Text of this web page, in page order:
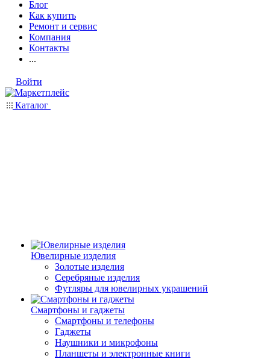
Блог
Как купить
Ремонт и сервис
Компания
Контакты
...
Войти
Каталог
Ювелирные изделия
Золотые изделия
Серебряные изделия
Футляры для ювелирных украшений
Смартфоны и гаджеты
Смартфоны и телефоны
Гаджеты
Наушники и микрофоны
Планшеты и электронные книги